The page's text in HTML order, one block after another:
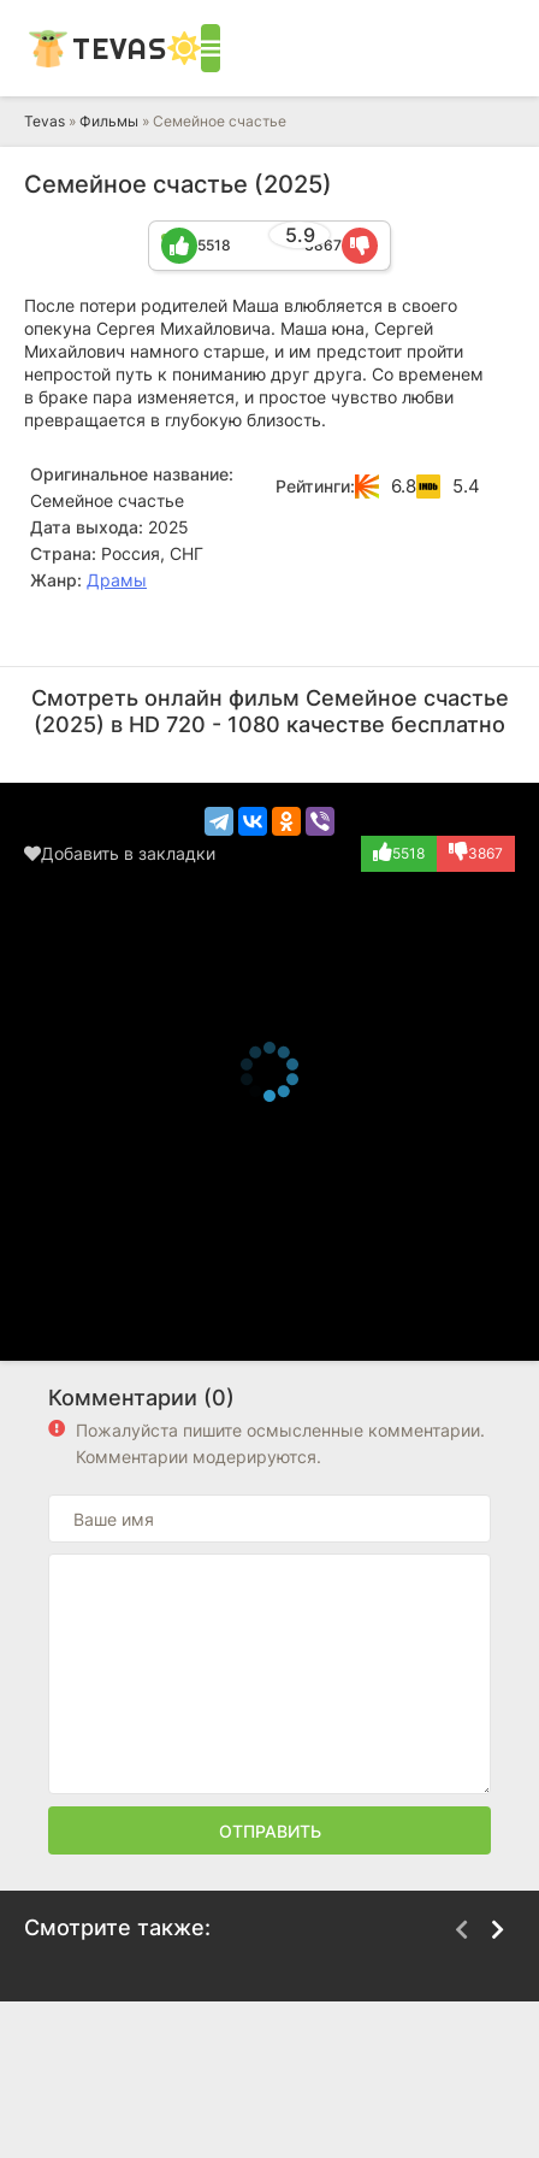
TEVAS
Tevas » Фильмы » Семейное счастье
Семейное счастье (2025)
5.9
5518 3867
После потери родителей Маша влюбляется в своего
опекуна Сергея Михайловича. Маша юна, Сергей
Михайлович намного старше, и им предстоит пройти
непростой путь к пониманию друг друга. Со временем
в браке пара изменяется, и простое чувство любви
превращается в глубокую близость.
Оригинальное название:
Семейное счастье
Дата выхода: 2025
Страна: Россия, СНГ
Жанр: Драмы
Рейтинги: 6.8 5.4
(Сергей Михайлов...)
Смотреть онлайн фильм Семейное счастье
(2025) в HD 720 - 1080 качестве бесплатно
Добавить в закладки 5518 3867
Комментарии (0)
Пожалуйста пишите осмысленные комментарии.
Комментарии модерируются.
ОТПРАВИТЬ
Смотрите также: